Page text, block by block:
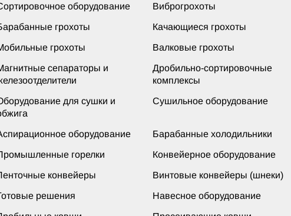
оборудование Виброгрохоты
грохоты Качающиеся грохоты
грохоты Валковые грохоты
сепараторы и
Дробильно-сортировочные
комплексы
для сушки и
Сушильное оборудование
оборудование Барабанные холодильники
горелки Конвейерное оборудование
конвейеры Винтовые конвейеры (шнеки)
решения Навесное оборудование